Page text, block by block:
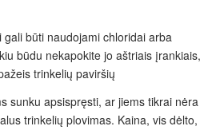
būti naudojami chloridai arba
būdu nekapokite jo aštriais įrankiais,
trinkelių paviršių
sunku apsispręsti, ar jiems tikrai nėra
trinkelių plovimas. Kaina, vis dėlto,